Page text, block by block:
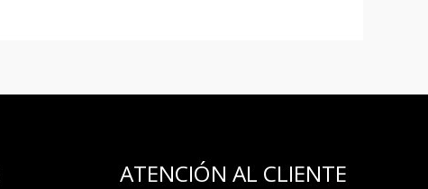
ATENCIÓN AL CLIENTE